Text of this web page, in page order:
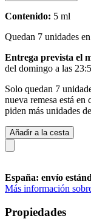
Contenido: 5 ml
Quedan 7 unidades
Entrega prevista el
del domingo a las
Solo quedan 7
nueva remesa está
piden más unidades
Añadir a la cesta
España: envío
Más información
Propiedades